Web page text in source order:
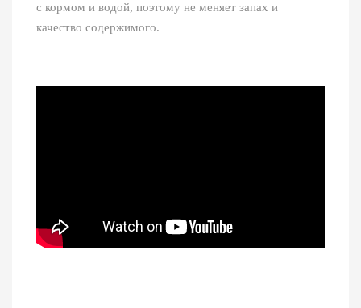
с кормом и водой, поэтому не меняет запах и
качество содержимого.